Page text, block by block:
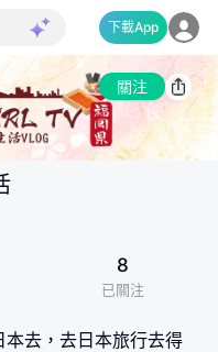
下載App
關注
8
已關注
去，去日本旅行去得